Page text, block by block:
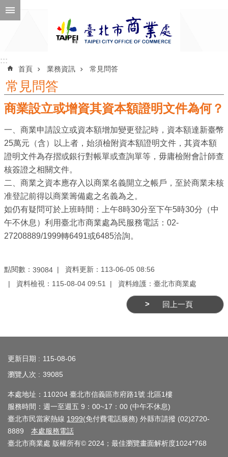
跳到主要內容區塊
公
訊
息
機
關
介
紹
業
訊
公
及
商
業
登
記
服
::::::
首頁 業務資訊 常見問答
常見問答
商業設立或增資其資本額證明文件為何？
一、商業申請設立或資本額增加變更登記時，資本額達新臺幣
25萬元（含）以上者，始須檢附資本額證明文件，其資本額
證明文件為存摺或銀行對帳單或查詢單等，毋庸檢附會計師查
核簽證之相關文件。
二、商業之資本應存入以商業名義開立之帳戶，至於商業未核
准登記前得以商業籌備處之名義為之。
如仍有疑問可於上班時間：上午8時30分至下午5時30分（中
午不休息）利用臺北市商業處為民服務電話：02-
27208889/1999轉6491或6485洽詢。
點閱數： 39084
資料更新：113-06-05 08:56
資料檢視：115-08-04 09:51
資料維護：臺北市商業處
回上一頁
更新日期
115-08-06
瀏覽人次
39085
本處地址：110204 臺北市信義區市府路1號 北區1樓
服務時間：週一至週五 9：00~17：00 (中午不休息)
臺北市民當家熱線 1999(免付費電話服務) 外縣市請撥 (02)2720-
8889 本處服務電話
臺北市商業處 版權所有© 2024；最佳瀏覽畫面解析度1024*768